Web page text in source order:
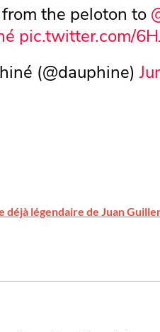
the peloton to
pic.twitter.com/
(@dauphine)
déjà légendaire de Juan